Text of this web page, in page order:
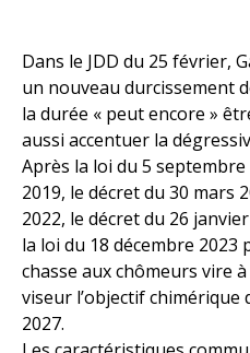
Dans le JDD du 25 février,
un nouveau durcissement
la durée « peut encore »
aussi accentuer la
Après la loi du 5
2019, le décret du 30 mars
2022, le décret du 26
la loi du 18 décembre
chasse aux chômeurs vire
viseur l’objectif chimérique
2027.